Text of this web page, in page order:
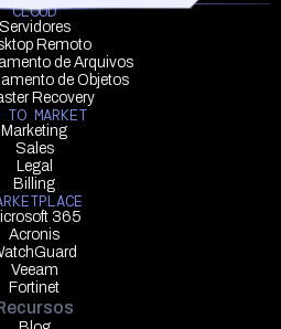
CLOUD
Servidores
Remoto
de Arquivos
de Objetos
Recovery
TO MARKET
Marketing
Sales
Legal
Billing
365
Acronis
Veeam
Fortinet